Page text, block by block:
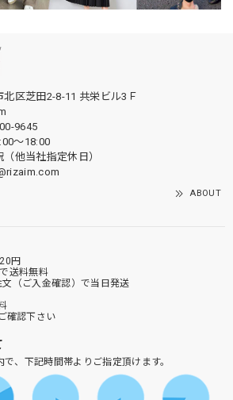
北区芝田2-8-11 共栄ビル3Ｆ
9645
～18:00
（他当社指定休日）
ABOUT
円
送料無料
（ご入金確認）で当日発送
確認下さい
、下記時間帯よりご指定頂けます。